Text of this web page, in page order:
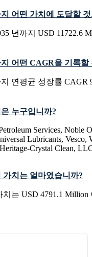
어떤 가치에 도달할
년까지 USD 11722.6
어떤 CAGR을 기록
연평균 성장률 CAGR
누구입니까?
Services, Noble
Lubricants, Vesco,
Crystal Clean,
가치는 얼마였습니까?
는 USD 4791.1 Million